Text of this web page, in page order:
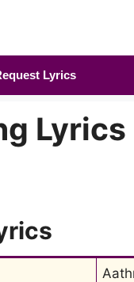
Lyrics
Lyrics